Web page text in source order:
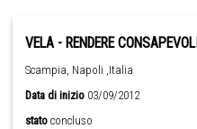
VELA - RENDERE CONSAPEVOLI
Scampia, Napoli ,Italia
Data di inizio 03/09/2012
stato concluso